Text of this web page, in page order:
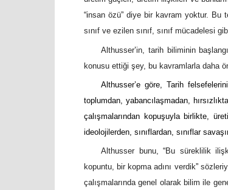
“insan özü” diye bir kavram yoktur. Bu
sınıf ve ezilen sınıf, sınıf mücadelesi
Althusser’in, tarih biliminin
konusu ettiği şey, bu kavramlarla daha
Althusser’e göre, Tarih
toplumdan, yabancılaşmadan,
çalışmalarından kopuşuyla birlikte,
ideolojilerden, sınıflardan, sınıflar
Althusser bunu,“Bu süreklilik
kopuntu, bir kopma adını verdik”
çalışmalarında genel olarak bilim ile